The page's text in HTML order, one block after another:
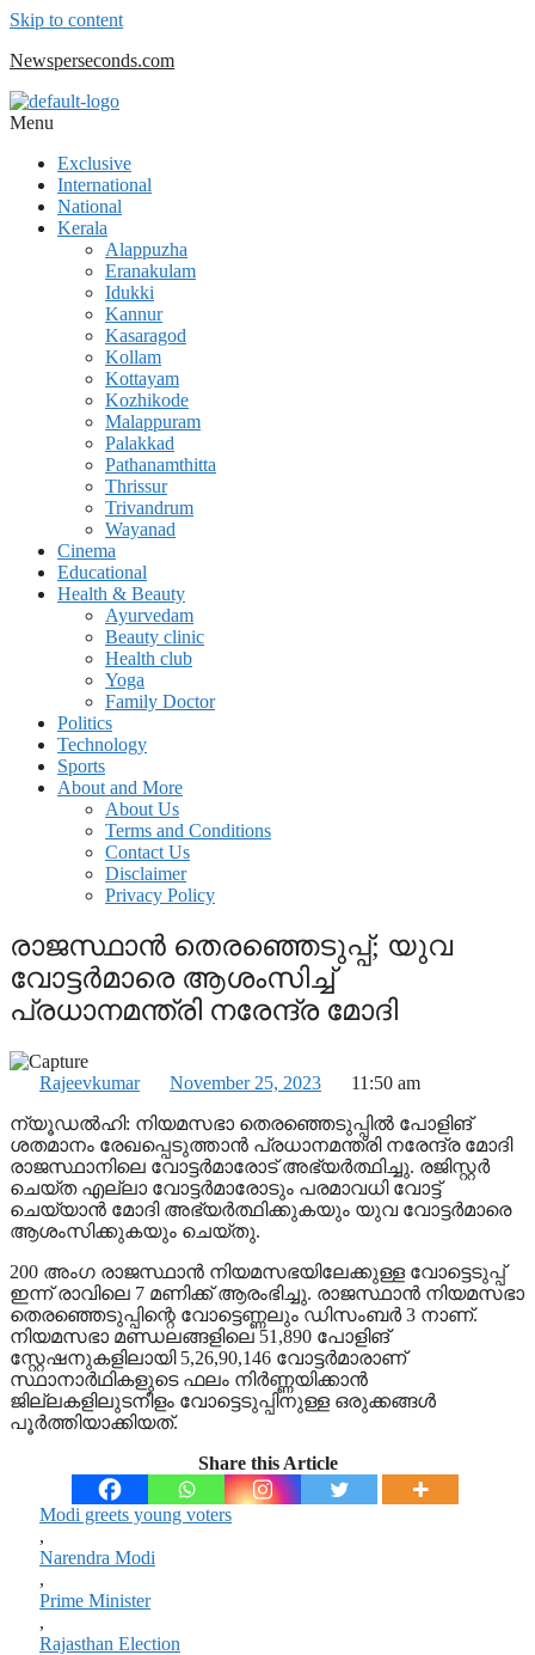
Skip to content
Newsperseconds.com
Menu
Exclusive
International
National
Kerala
Alappuzha
Eranakulam
Idukki
Kannur
Kasaragod
Kollam
Kottayam
Kozhikode
Malappuram
Palakkad
Pathanamthitta
Thrissur
Trivandrum
Wayanad
Cinema
Educational
Health & Beauty
Ayurvedam
Beauty clinic
Health club
Yoga
Family Doctor
Politics
Technology
Sports
About and More
About Us
Terms and Conditions
Contact Us
Disclaimer
Privacy Policy
രാജസ്ഥാന്‍ തെരഞ്ഞെടുപ്പ്; യുവ
വോട്ടര്‍മാരെ ആശംസിച്ച്
പ്രധാനമന്ത്രി നരേന്ദ്ര മോദി
Rajeevkumar November 25, 2023
11:50 am
ന്യൂഡല്‍ഹി: നിയമസഭാ തെരഞ്ഞെടുപ്പില്‍ പോളിങ്
ശതമാനം രേഖപ്പെടുത്താന്‍ പ്രധാനമന്ത്രി നരേന്ദ്ര മോദി
രാജസ്ഥാനിലെ വോട്ടര്‍മാരോട് അഭ്യര്‍ത്ഥിച്ചു. രജിസ്റ്റര്‍
ചെയ്ത എല്ലാ വോട്ടര്‍മാരോടും പരമാവധി വോട്ട്
ചെയ്യാന്‍ മോദി അഭ്യര്‍ത്ഥിക്കുകയും യുവ വോട്ടര്‍മാരെ
ആശംസിക്കുകയും ചെയ്തു.
200 അംഗ രാജസ്ഥാന്‍ നിയമസഭയിലേക്കുള്ള വോട്ടെടുപ്പ്
ഇന്ന് രാവിലെ 7 മണിക്ക് ആരംഭിച്ചു. രാജസ്ഥാന്‍ നിയമസഭാ
തെരഞ്ഞെടുപ്പിന്റെ വോട്ടെണ്ണലും ഡിസംബര്‍ 3 നാണ്.
നിയമസഭാ മണ്ഡലങ്ങളിലെ 51,890 പോളിങ്
സ്റ്റേഷനുകളിലായി 5,26,90,146 വോട്ടര്‍മാരാണ്
സ്ഥാനാര്‍ഥികളുടെ ഫലം നിര്‍ണ്ണയിക്കാന്‍
ജില്ലകളിലുടനീളം വോട്ടെടുപ്പിനുള്ള ഒരുക്കങ്ങള്‍
പൂര്‍ത്തിയാക്കിയത്.
Share this Article
Modi greets young voters
,
Narendra Modi
,
Prime Minister
,
Rajasthan Election